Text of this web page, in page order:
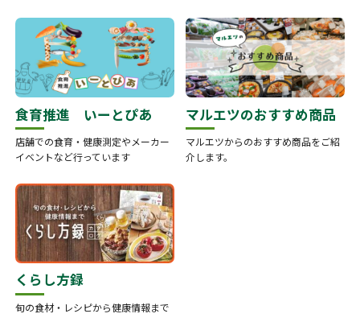
食育推進 いーとぴあ
店舗での食育・健康測定やメーカー
イベントなど行っています
マルエツのおすすめ商品
マルエツからのおすすめ商品をご紹
介します。
くらし方録
旬の食材・レシピから健康情報まで